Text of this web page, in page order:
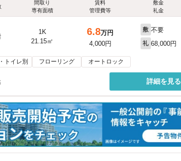
間取り
専有面積
賃料
管理費等
敷金
礼金
1K
21.15㎡
6.8万円
4,000円
敷 不要
礼 68,000円
トイレ別 フローリング オートロック
詳細を見る